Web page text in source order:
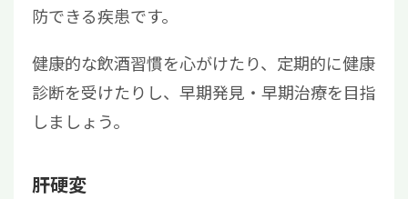
防できる疾患です。
健康的な飲酒習慣を心がけたり、定期的に健康
診断を受けたりし、早期発見・早期治療を目指
しましょう。
肝硬変